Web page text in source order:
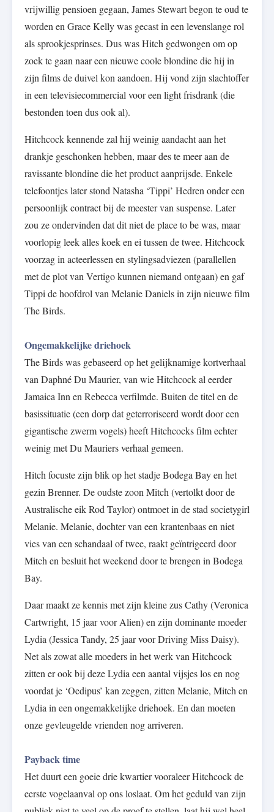
vrijwillig pensioen gegaan, James Stewart begon te oud te
worden en Grace Kelly was gecast in een levenslange rol
als sprookjesprinses. Dus was Hitch gedwongen om op
zoek te gaan naar een nieuwe coole blondine die hij in
zijn films de duivel kon aandoen. Hij vond zijn slachtoffer
in een televisiecommercial voor een light frisdrank (die
bestonden toen dus ook al).
Hitchcock kennende zal hij weinig aandacht aan het
drankje geschonken hebben, maar des te meer aan de
ravissante blondine die het product aanprijsde. Enkele
telefoontjes later stond Natasha ‘Tippi’ Hedren onder een
persoonlijk contract bij de meester van suspense. Later
zou ze ondervinden dat dit niet de place to be was, maar
voorlopig leek alles koek en ei tussen de twee. Hitchcock
voorzag in acteerlessen en stylingsadviezen (parallellen
met de plot van Vertigo kunnen niemand ontgaan) en gaf
Tippi de hoofdrol van Melanie Daniels in zijn nieuwe film
The Birds.
Ongemakkelijke driehoek
The Birds was gebaseerd op het gelijknamige kortverhaal
van Daphné Du Maurier, van wie Hitchcock al eerder
Jamaica Inn en Rebecca verfilmde. Buiten de titel en de
basissituatie (een dorp dat geterroriseerd wordt door een
gigantische zwerm vogels) heeft Hitchcocks film echter
weinig met Du Mauriers verhaal gemeen.
Hitch focuste zijn blik op het stadje Bodega Bay en het
gezin Brenner. De oudste zoon Mitch (vertolkt door de
Australische eik Rod Taylor) ontmoet in de stad societygirl
Melanie. Melanie, dochter van een krantenbaas en niet
vies van een schandaal of twee, raakt geïntrigeerd door
Mitch en besluit het weekend door te brengen in Bodega
Bay.
Daar maakt ze kennis met zijn kleine zus Cathy (Veronica
Cartwright, 15 jaar voor Alien) en zijn dominante moeder
Lydia (Jessica Tandy, 25 jaar voor Driving Miss Daisy).
Net als zowat alle moeders in het werk van Hitchcock
zitten er ook bij deze Lydia een aantal vijsjes los en nog
voordat je ‘Oedipus’ kan zeggen, zitten Melanie, Mitch en
Lydia in een ongemakkelijke driehoek. En dan moeten
onze gevleugelde vrienden nog arriveren.
Payback time
Het duurt een goeie drie kwartier vooraleer Hitchcock de
eerste vogelaanval op ons loslaat. Om het geduld van zijn